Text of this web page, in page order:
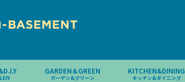
GARDEN＆GREEN
ガーデン&グリーン
KITCHEN&DINING
キッチン&ダイニング